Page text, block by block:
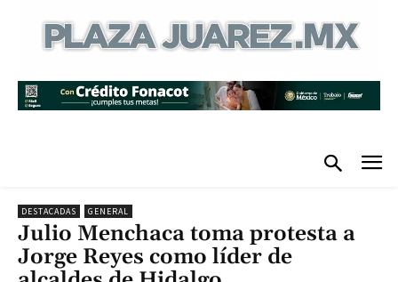
DESTACADAS GENERAL
Julio Menchaca toma protesta a
Jorge Reyes como líder de